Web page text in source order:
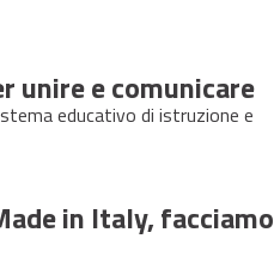
unire e comunicare
educativo di istruzione e
in Italy, facciamo